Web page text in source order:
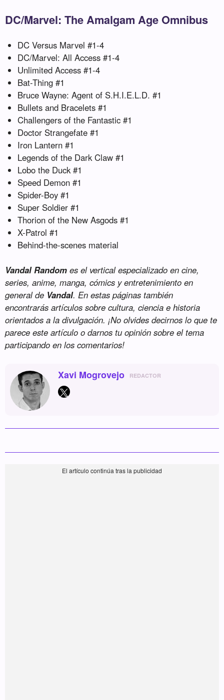
DC/Marvel: The Amalgam Age Omnibus
DC Versus Marvel #1-4
DC/Marvel: All Access #1-4
Unlimited Access #1-4
Bat-Thing #1
Bruce Wayne: Agent of S.H.I.E.L.D. #1
Bullets and Bracelets #1
Challengers of the Fantastic #1
Doctor Strangefate #1
Iron Lantern #1
Legends of the Dark Claw #1
Lobo the Duck #1
Speed Demon #1
Spider-Boy #1
Super Soldier #1
Thorion of the New Asgods #1
X-Patrol #1
Behind-the-scenes material
Vandal Random es el vertical especializado en cine,
series, anime, manga, cómics y entretenimiento en
general de Vandal. En estas páginas también
encontrarás artículos sobre cultura, ciencia e historia
orientados a la divulgación. ¡No olvides decirnos lo que te
parece este artículo o darnos tu opinión sobre el tema
participando en los comentarios!
Xavi Mogrovejo REDACTOR